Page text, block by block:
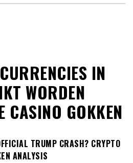
IN
WORDEN
CASINO GOKKEN
TRUMP CRASH? CRYPTO
ANALYSIS